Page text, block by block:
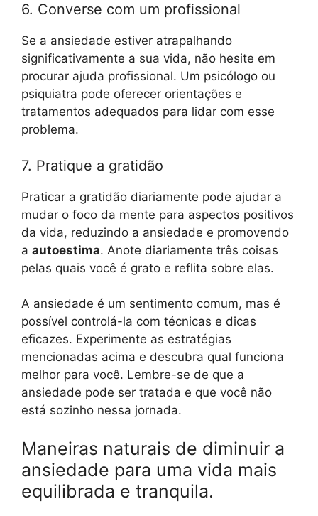
6. Converse com um profissional
Se a ansiedade estiver atrapalhando
significativamente a sua vida, não hesite em
procurar ajuda profissional. Um psicólogo ou
psiquiatra pode oferecer orientações e
tratamentos adequados para lidar com esse
problema.
7. Pratique a gratidão
Praticar a gratidão diariamente pode ajudar a
mudar o foco da mente para aspectos positivos
da vida, reduzindo a ansiedade e promovendo
a autoestima. Anote diariamente três coisas
pelas quais você é grato e reflita sobre elas.
A ansiedade é um sentimento comum, mas é
possível controlá-la com técnicas e dicas
eficazes. Experimente as estratégias
mencionadas acima e descubra qual funciona
melhor para você. Lembre-se de que a
ansiedade pode ser tratada e que você não
está sozinho nessa jornada.
Maneiras naturais de diminuir a
ansiedade para uma vida mais
equilibrada e tranquila.